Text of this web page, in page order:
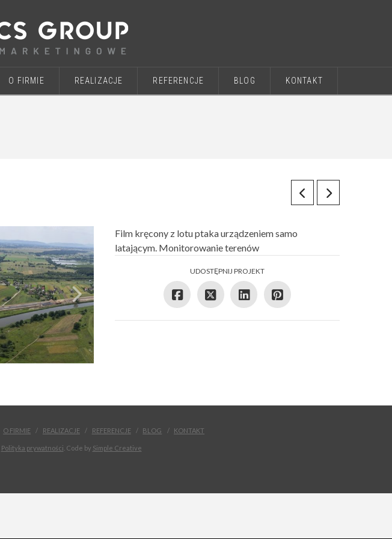
O FIRMIE REALIZACJE REFERENCJE BLOG KONTAKT
Film kręcony z lotu ptaka urządzeniem samo
latającym. Monitorowanie terenów
UDOSTĘPNIJ PROJEKT
O FIRMIE REALIZACJE REFERENCJE BLOG KONTAKT
Polityka prywatności . Code by Simple Creative